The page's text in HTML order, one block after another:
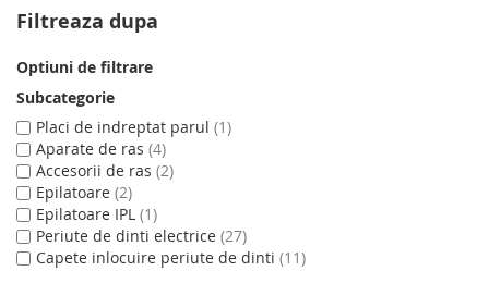
Filtreaza dupa
Optiuni de filtrare
Subcategorie
Placi de indreptat parul 1
Aparate de ras 4
Accesorii de ras 2
Epilatoare 2
Epilatoare IPL 1
Periute de dinti electrice 27
Capete inlocuire periute de dinti 11